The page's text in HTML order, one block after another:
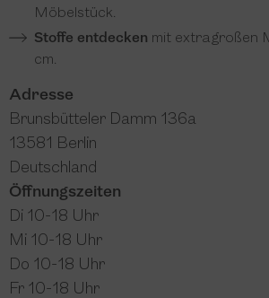
Möbelstück.
Stoffe entdecken mit extragroßen
cm.
Adresse
Brunsbütteler Damm 136a
13581 Berlin
Deutschland
Öffnungszeiten
Di 10-18 Uhr
Mi 10-18 Uhr
Do 10-18 Uhr
Fr 10-18 Uhr